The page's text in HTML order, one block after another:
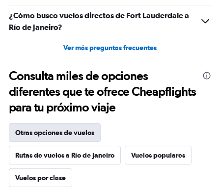
¿Cómo busco vuelos directos de Fort Lauderdale a
Río de Janeiro?
Ver más preguntas frecuentes
Consulta miles de opciones
diferentes que te ofrece Cheapflights
para tu próximo viaje
Otras opciones de vuelos
Rutas de vuelos a Río de Janeiro Vuelos populares
Vuelos por clase